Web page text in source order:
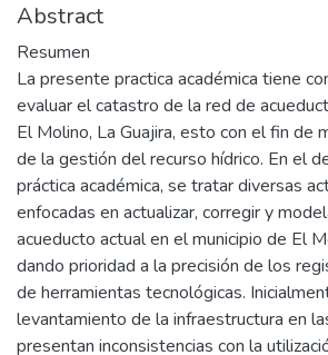
Abstract
Resumen
La presente practica académica tiene
evaluar el catastro de la red de
El Molino, La Guajira, esto con el fin de
de la gestión del recurso hídrico. En el
práctica académica, se tratar diversas
enfocadas en actualizar, corregir y
acueducto actual en el municipio de El
dando prioridad a la precisión de los
de herramientas tecnológicas.
levantamiento de la infraestructura en
presentan inconsistencias con la